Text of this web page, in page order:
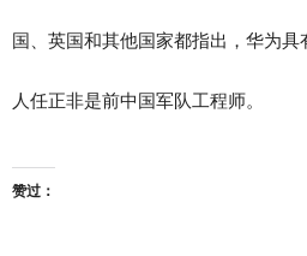
国、英国和其他国家都指出，华为
人任正非是前中国军队工程师。
赞过：